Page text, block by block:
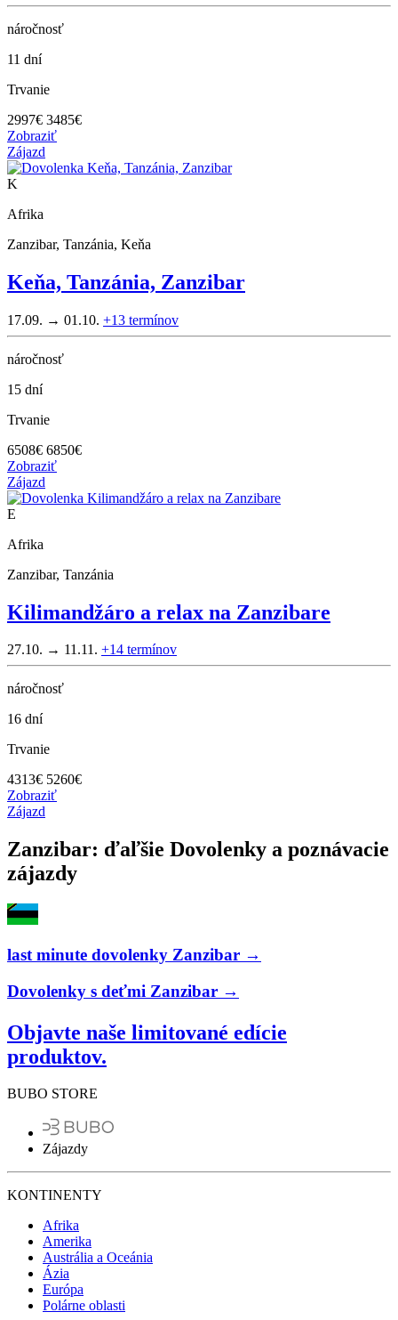
náročnosť
11 dní
Trvanie
2997€ 3485€
Zobraziť
Zájazd
K
Afrika
Zanzibar, Tanzánia, Keňa
Keňa, Tanzánia, Zanzibar
17.09. → 01.10. +13 termínov
náročnosť
15 dní
Trvanie
6508€ 6850€
Zobraziť
Zájazd
E
Afrika
Zanzibar, Tanzánia
Kilimandžáro a relax na Zanzibare
27.10. → 11.11. +14 termínov
náročnosť
16 dní
Trvanie
4313€ 5260€
Zobraziť
Zájazd
Zanzibar: ďaľšie Dovolenky a poznávacie
zájazdy
last minute dovolenky Zanzibar →
Dovolenky s deťmi Zanzibar →
Objavte naše limitované edície
produktov.
BUBO STORE
Zájazdy
KONTINENTY
Afrika
Amerika
Austrália a Oceánia
Ázia
Európa
Polárne oblasti